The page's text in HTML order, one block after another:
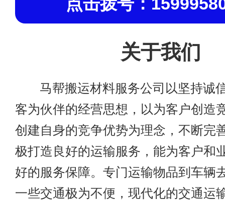
关于我们
马帮搬运材料服务公司以坚持诚
客为伙伴的经营思想，以为客户创造
创建自身的竞争优势为理念，不断完
极打造良好的运输服务，能为客户和
好的服务保障。专门运输物品到车辆
一些交通极为不便，现代化的交通运